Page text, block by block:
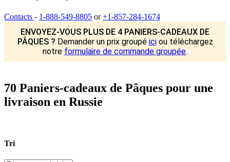
Contacts - 1-888-549-8805 or+1-857-284-1674
ENVOYEZ-VOUS PLUS DE 4 PANIERS-CADEAUX DE
PÂQUES ? Demander un prix groupé iciou téléchargez
notre formulaire de commande groupée.
70 Paniers-cadeaux de Pâques pour une
livraison en Russie
Tri